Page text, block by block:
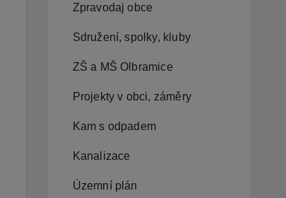
Zpravodaj obce
Sdružení, spolky, kluby
ZŠ a MŠ Olbramice
Projekty v obci, záměry
Kam s odpadem
Kanalizace
Územní plán